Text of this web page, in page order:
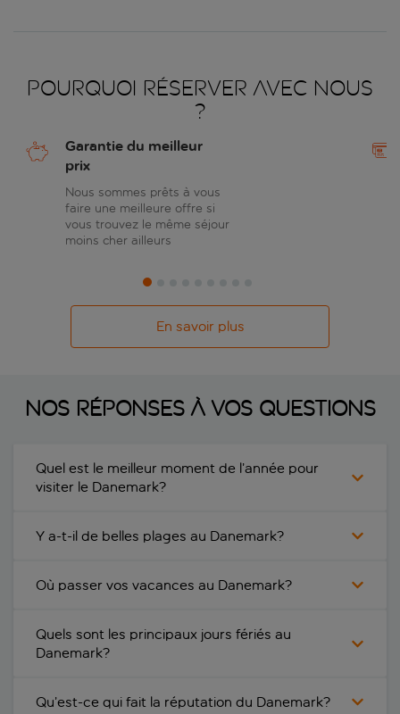
Pourquoi réserver avec nous
?
Garantie du meilleur
prix
Nous sommes prêts à vous
faire une meilleure offre si
vous trouvez le même séjour
moins cher ailleurs
En savoir plus
Nos réponses à vos questions
Quel est le meilleur moment de l’année pour
visiter le Danemark?
Y a-t-il de belles plages au Danemark?
Où passer vos vacances au Danemark?
Quels sont les principaux jours fériés au
Danemark?
Qu’est-ce qui fait la réputation du Danemark?